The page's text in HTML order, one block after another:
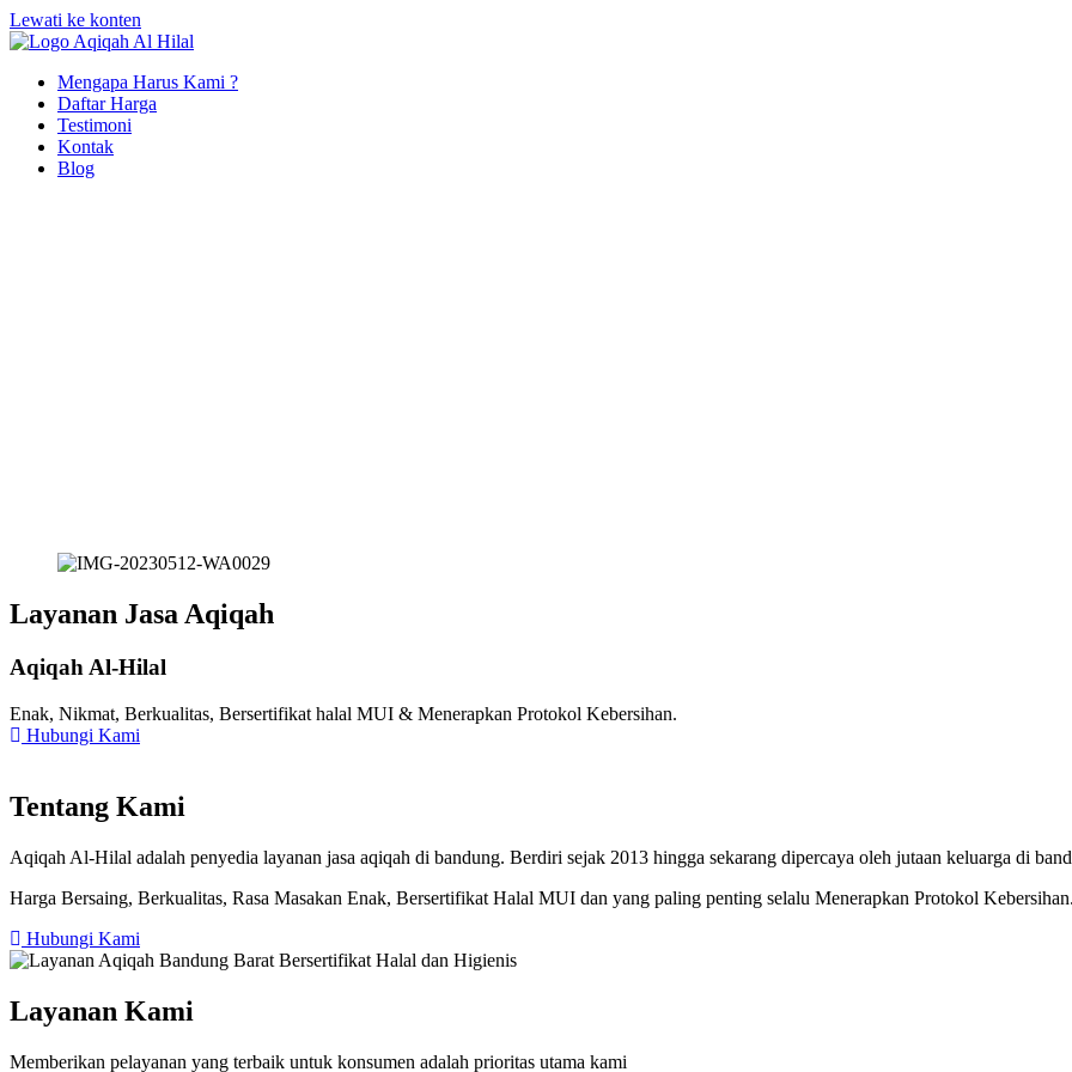
Lewati ke konten
Mengapa Harus Kami ?
Daftar Harga
Testimoni
Kontak
Blog
Layanan Jasa Aqiqah
Aqiqah Al-Hilal
Enak, Nikmat, Berkualitas, Bersertifikat halal MUI & Menerapkan Protokol Kebersihan.
Hubungi Kami
Tentang Kami
Aqiqah Al-Hilal adalah penyedia layanan jasa aqiqah di bandung. Berdiri sejak 2013 hingga sekarang dipercaya oleh jutaan keluarga di
Harga Bersaing, Berkualitas, Rasa Masakan Enak, Bersertifikat Halal MUI dan yang paling penting selalu Menerapkan Protokol Kebersihan.
Hubungi Kami
Layanan Kami
Memberikan pelayanan yang terbaik untuk konsumen adalah prioritas utama kami